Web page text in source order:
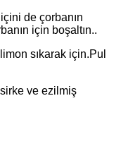
de çorbanın
için boşaltın..
sıkarak için.Pul
ve ezilmiş